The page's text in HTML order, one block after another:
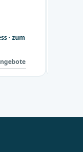
· zum